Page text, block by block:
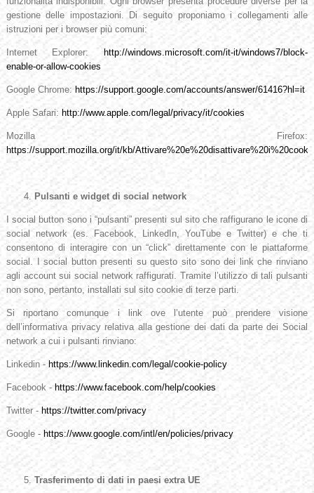
gestione delle impostazioni. Di seguito proponiamo i collegamenti alle
istruzioni per i browser più comuni:
Internet Explorer:
http://windows.microsoft.com/it-it/windows7/block-
enable-or-allow-cookies
Google Chrome: https://support.google.com/accounts/answer/61416?hl=it
Apple Safari: http://www.apple.com/legal/privacy/it/cookies
Mozilla Firefox:
https://support.mozilla.org/it/kb/
Pulsanti e widget di social network
I social button sono i “pulsanti” presenti sul sito che raffigurano le icone di
social network (es. Facebook, LinkedIn, YouTube e Twitter) e che ti
consentono di interagire con un “click” direttamente con le piattaforme
social. I social button presenti su questo sito sono dei link che rinviano
agli account sui social network raffigurati. Tramite l’utilizzo di tali pulsanti
non sono, pertanto, installati sul sito cookie di terze parti.
Si riportano comunque i link ove l’utente può prendere visione
dell’informativa privacy relativa alla gestione dei dati da parte dei Social
network a cui i pulsanti rinviano:
Linkedin - https://www.linkedin.com/legal/cookie-policy
Facebook - https://www.facebook.com/help/cookies
Twitter - https://twitter.com/privacy
Google - https://www.google.com/intl/en/policies/privacy
Trasferimento di dati in paesi extra UE